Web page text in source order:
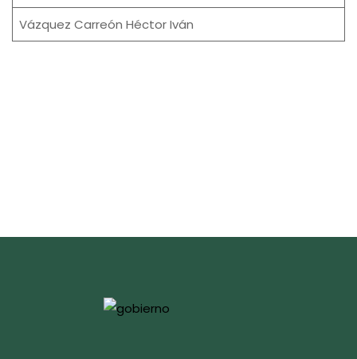
Vázquez Carreón Héctor Iván